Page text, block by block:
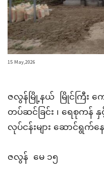
15 May,2026
ဇလွန်မြို့နယ် မြိုင်ကြီး ကျ
တပ်ဆင်ခြင်း ၊ ရေစုကန်
လုပ်ငန်းများ ဆောင်ရွက်န
ဇလွန် မေ ၁၅